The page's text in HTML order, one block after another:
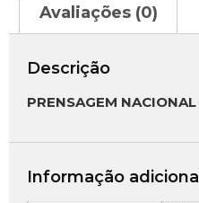
Avaliações (0)
Descrição
PRENSAGEM NACIONAL
Informação adicional